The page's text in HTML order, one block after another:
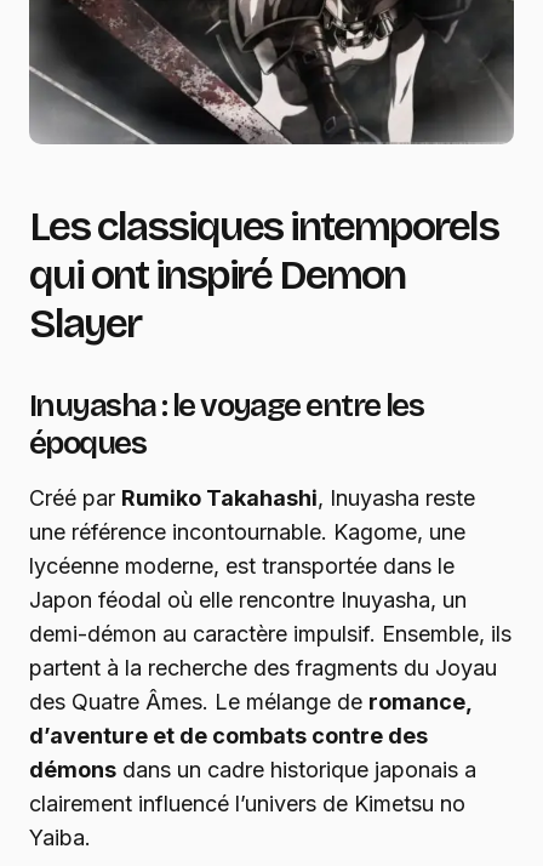
Les classiques intemporels
qui ont inspiré Demon
Slayer
Inuyasha : le voyage entre les
époques
Créé par Rumiko Takahashi, Inuyasha reste
une référence incontournable. Kagome, une
lycéenne moderne, est transportée dans le
Japon féodal où elle rencontre Inuyasha, un
demi-démon au caractère impulsif. Ensemble, ils
partent à la recherche des fragments du Joyau
des Quatre Âmes. Le mélange de romance,
d’aventure et de combats contre des
démons dans un cadre historique japonais a
clairement influencé l’univers de Kimetsu no
Yaiba.